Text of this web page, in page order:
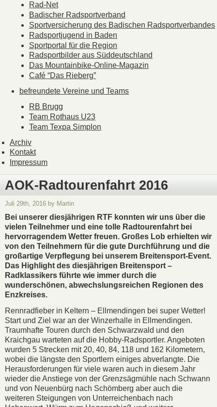
Rad-Net
Badischer Radsportverband
Sportversicherung des Badischen Radsportverbandes
Radsportjugend in Baden
Sportportal für die Region
Radsportbilder aus Süddeutschland
Das Mountainbike-Online-Magazin
Café “Das Rieberg”
befreundete Vereine und Teams
RB Brugg
Team Rothaus U23
Team Texpa Simplon
Archiv
Kontakt
Impressum
AOK-Radtourenfahrt 2016
Juli 29th, 2016 by Martin
Bei unserer diesjährigen RTF konnten wir uns über die
vielen Teilnehmer und eine tolle Radtourenfahrt bei
hervorragendem Wetter freuen. Großes Lob erhielten wir
von den Teilnehmern für die gute Durchführung und die
großartige Verpflegung bei unserem Breitensport-Event.
Das Highlight des diesjährigen Breitensport –
Radklassikers führte wie immer durch die
wunderschönen, abwechslungsreichen Regionen des
Enzkreises.
Rennradfieber in Keltern – Ellmendingen bei super Wetter!
Start und Ziel war an der Winzerhalle in Ellmendingen.
Traumhafte Touren durch den Schwarzwald und den
Kraichgau warteten auf die Hobby-Radsportler. Angeboten
wurden 5 Strecken mit 20, 40, 84, 118 und 162 Kilometern,
wobei die längste den Sportlern einiges abverlangte. Die
Herausforderungen für viele waren auch in diesem Jahr
wieder die Anstiege von der Grenzsägmühle nach Schwann
und von Neuenbürg nach Schömberg aber auch die
weiteren Steigungen von Unterreichenbach nach